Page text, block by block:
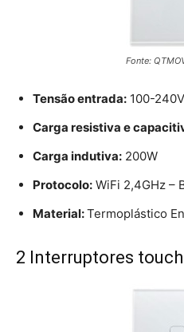
Fonte:
Tensão entrada: 100-
Carga resistiva e
Carga indutiva: 200W
Protocolo: WiFi 2,4GHz –
Material:Termoplástico
2 Interruptores touch